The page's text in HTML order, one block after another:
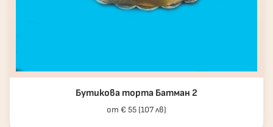
Бутикова торта Батман 2
от € 55 (107 лв)